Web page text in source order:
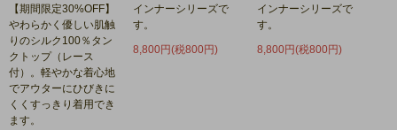
【期間限定30%OFF】
やわらかく優しい肌触
りのシルク100％タン
クトップ（レース
付）。軽やかな着心地
でアウターにひびきに
くくすっきり着用でき
ます。
インナーシリーズで
す。
8,800円(税800円)
インナーシリーズで
す。
8,800円(税800円)